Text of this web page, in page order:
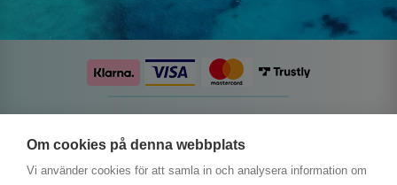
Om cookies på denna webbplats
Vi använder cookies för att samla in och analysera information om